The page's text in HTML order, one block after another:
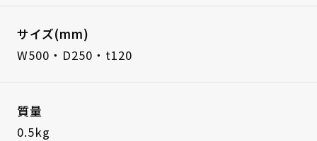
サイズ(mm)
W500・D250・t120
質量
0.5kg